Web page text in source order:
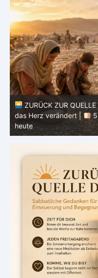
ZURÜCK ZUR
das Herz verändert |